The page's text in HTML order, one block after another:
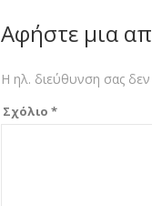
Αφήστε μια
Η ηλ. διεύθυνση σας δεν
Σχόλιο *